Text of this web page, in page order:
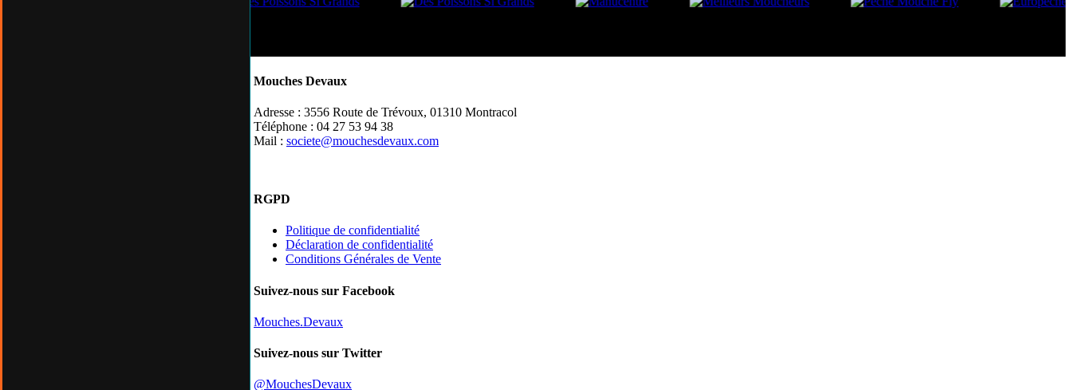
Mouches Devaux
Adresse : 3556 Route de Trévoux, 01310 Montracol
Téléphone : 04 27 53 94 38
Mail : societe@mouchesdevaux.com
RGPD
Politique de confidentialité
Déclaration de confidentialité
Conditions Générales de Vente
Suivez-nous sur Facebook
Mouches.Devaux
Suivez-nous sur Twitter
@MouchesDevaux